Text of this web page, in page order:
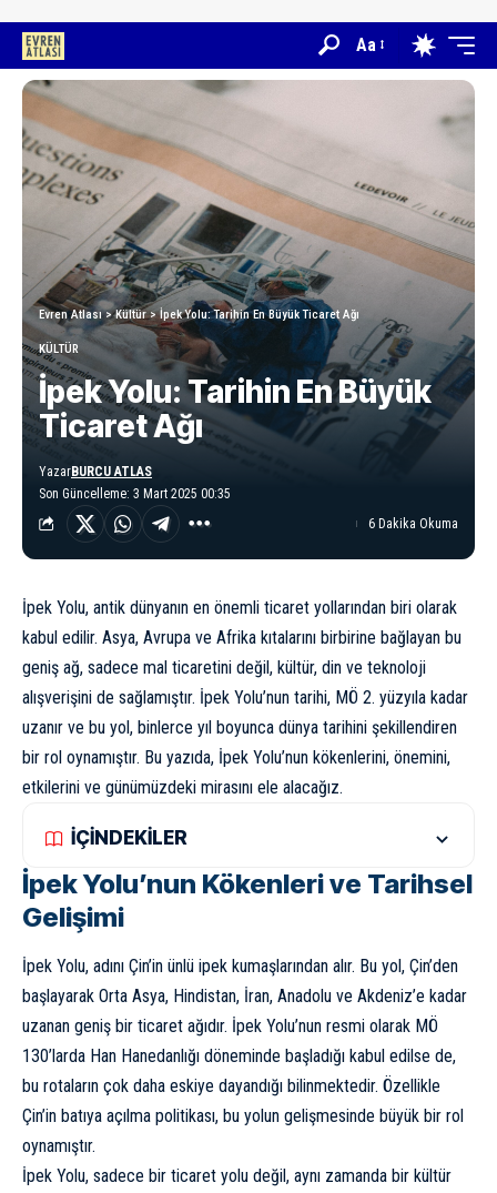
Aa
Evren Atlası>Kültür>İpek Yolu: Tarihin En Büyük Ticaret Ağı
KÜLTÜR
İpek Yolu: Tarihin En Büyük
Ticaret Ağı
Son Güncelleme: 3 Mart 2025 00:35
YazarBURCU ATLAS
6 Dakika Okuma
İpek Yolu, antik dünyanın en önemli ticaret yollarından biri olarak
kabul edilir. Asya, Avrupa ve Afrika kıtalarını birbirine bağlayan bu
geniş ağ, sadece mal ticaretini değil, kültür, din ve teknoloji
alışverişini de sağlamıştır. İpek Yolu’nun tarihi, MÖ 2. yüzyıla kadar
uzanır ve bu yol, binlerce yıl boyunca dünya tarihini şekillendiren
bir rol oynamıştır. Bu yazıda, İpek Yolu’nun kökenlerini, önemini,
etkilerini ve günümüzdeki mirasını ele alacağız.
İÇİNDEKİLER
İpek Yolu’nun Kökenleri ve Tarihsel
Gelişimi
İpek Yolu, adını Çin’in ünlü ipek kumaşlarından alır. Bu yol, Çin’den
başlayarak Orta Asya, Hindistan, İran, Anadolu ve Akdeniz’e kadar
uzanan geniş bir ticaret ağıdır. İpek Yolu’nun resmi olarak MÖ
130’larda Han Hanedanlığı döneminde başladığı kabul edilse de,
bu rotaların çok daha eskiye dayandığı bilinmektedir. Özellikle
Çin’in batıya açılma politikası, bu yolun gelişmesinde büyük bir rol
oynamıştır.
İpek Yolu, sadece bir ticaret yolu değil, aynı zamanda bir kültür